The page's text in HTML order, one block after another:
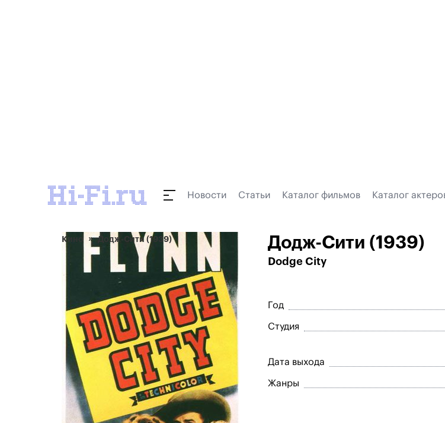
Новости Статьи Каталог фильмов Каталог
Кино Додж-Сити (1939) Додж-Сити (1939)
Dodge City
Год
Студия
Дата выхода
Жанры